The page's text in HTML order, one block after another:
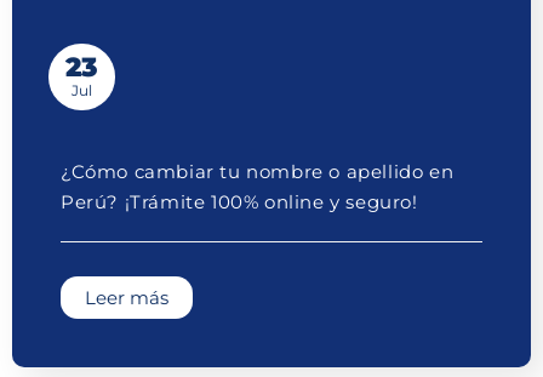
23
Jul
¿Cómo cambiar tu nombre o apellido en
Perú? ¡Trámite 100% online y seguro!
Leer más